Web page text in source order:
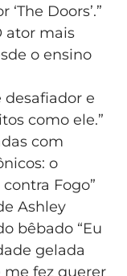
Doors’.”
ator mais
o ensino
desafiador e
como ele.”
com
o
Fogo”
Ashley
bêbado “Eu
gelada
me fez querer